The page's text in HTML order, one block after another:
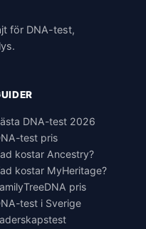
för DNA-test,
DNA-test 2026
test pris
kostar Ancestry?
kostar MyHeritage?
pris
test i Sverige